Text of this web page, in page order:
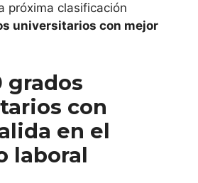
próxima clasificación
universitarios con mejor
grados
con
en el
laboral